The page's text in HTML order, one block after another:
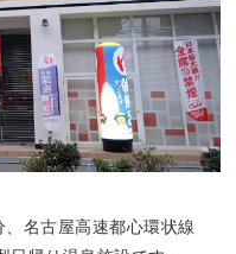
名古屋高速都心環状線